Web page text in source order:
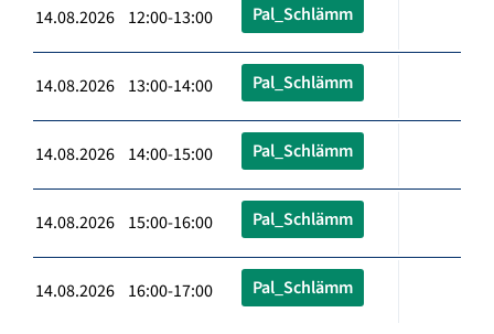
14.08.2026 12:00-13:00 Pal_Schlämm
14.08.2026 13:00-14:00 Pal_Schlämm
14.08.2026 14:00-15:00 Pal_Schlämm
14.08.2026 15:00-16:00 Pal_Schlämm
14.08.2026 16:00-17:00 Pal_Schlämm